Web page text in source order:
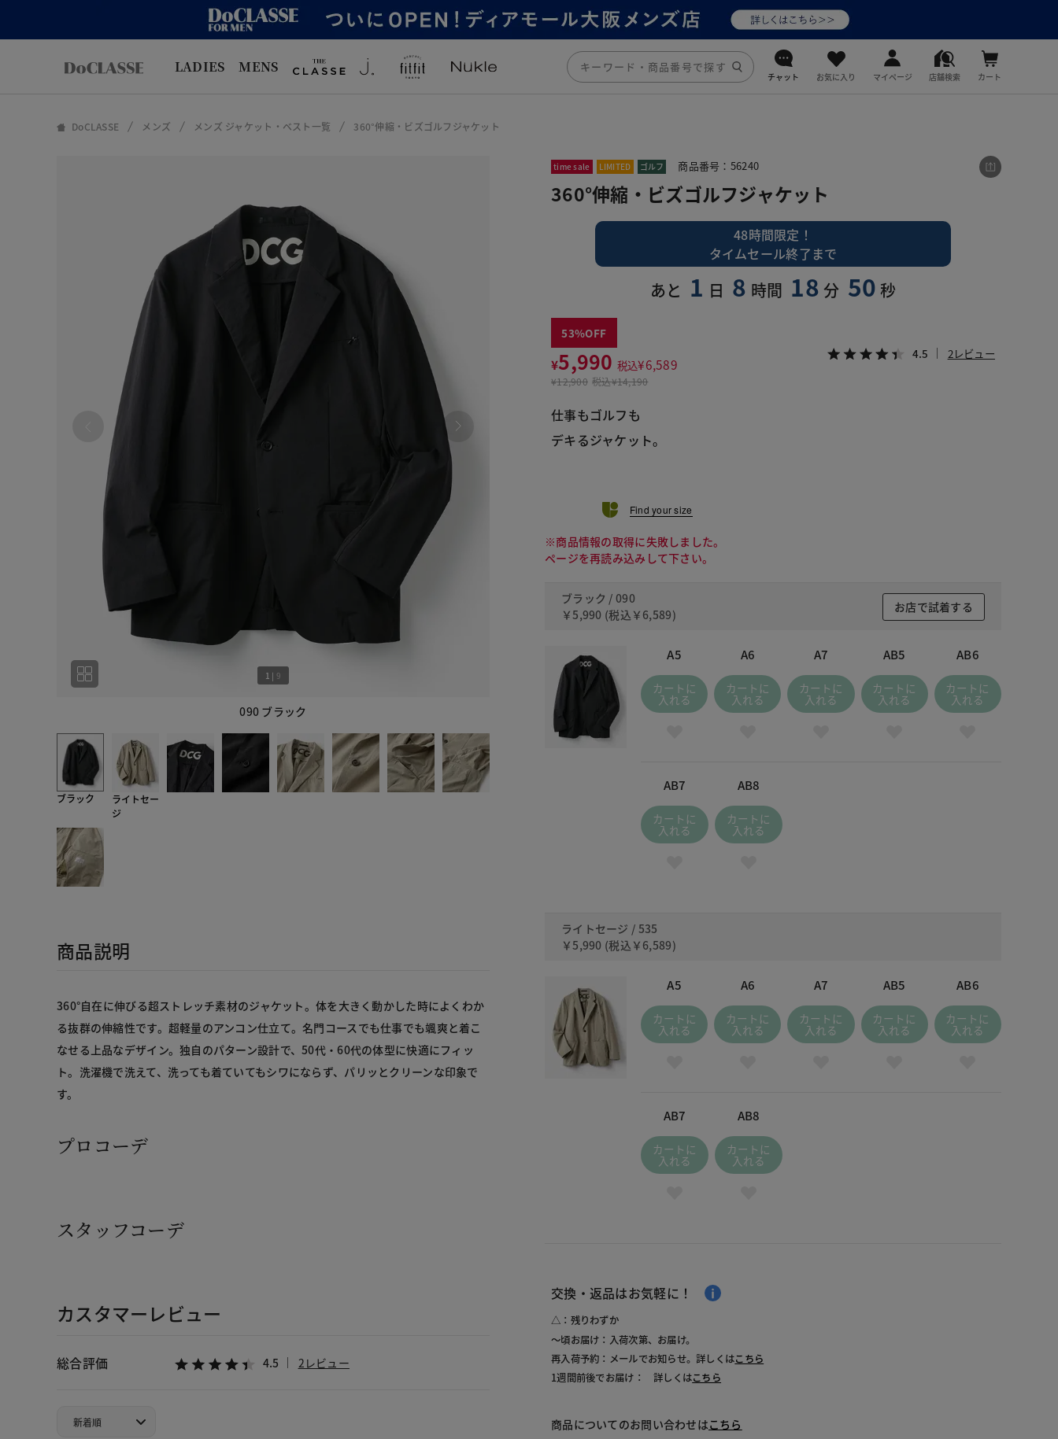
LADIES MENS
チャット お気に入り マイページ 店舗検索 カート
DoCLASSE メンズ メンズ ジャケット・ベスト一覧 360°伸縮・ビズゴルフジャケット
090 ブラック 535 ライトセージ
1 | 9
ブラック
ライトセー
ジ
商品説明
360°自在に伸びる超ストレッチ素材のジャケット。体を大きく動かした時によくわか
る抜群の伸縮性です。超軽量のアンコン仕立て。名門コースでも仕事でも颯爽と着こ
なせる上品なデザイン。独自のパターン設計で、50代・60代の体型に快適にフィッ
ト。洗濯機で洗えて、洗っても着ていてもシワにならず、パリッとクリーンな印象で
す。
プロコーデ
スタッフコーデ
カスタマーレビュー
総合評価 4.5 2レビュー
time sale LIMITED ゴルフ 商品番号：56240
360°伸縮・ビズゴルフジャケット
48時間限定！
タイムセール終了まで
あと 1 日 8 時間 18 分 49 秒
53
¥5,990 税込¥6,589
¥12,900 税込¥14,190
4.5 2レビュー
仕事もゴルフも
デキるジャケット。
Find your size
※商品情報の取得に失敗しました。
ページを再読み込みして下さい。
ブラック / 090
￥5,990 (税込 ￥6,589)
お店で試着する
A5
カートに
入れる
A6
カートに
入れる
A7
カートに
入れる
AB5
カートに
入れる
AB6
カートに
入れる
AB7
カートに
入れる
AB8
カートに
入れる
ライトセージ / 535
￥5,990 (税込 ￥6,589)
A5
カートに
入れる
A6
カートに
入れる
A7
カートに
入れる
AB5
カートに
入れる
AB6
カートに
入れる
AB7
カートに
入れる
AB8
カートに
入れる
交換・返品はお気軽に！
△：残りわずか
～頃お届け：入荷次第、お届け。
再入荷予約：メールでお知らせ。詳しくはこちら
1週間前後でお届け： 詳しくはこちら
商品についてのお問い合わせはこちら